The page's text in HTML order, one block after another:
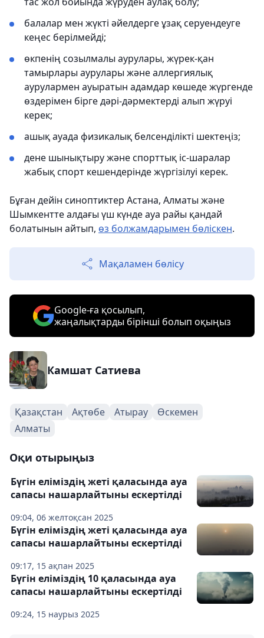
балалар мен жүкті әйелдерге ұзақ серуендеуге
кеңес берілмейді;
өкпенің созылмалы аурулары, жүрек-қан
тамырлары аурулары және аллергиялық
аурулармен ауыратын адамдар көшеде жүргенде
өздерімен бірге дәрі-дәрмектерді алып жүруі
керек;
ашық ауада физикалық белсенділікті шектеңіз;
дене шынықтыру және спорттық іс-шаралар
жабық спорт кешендерінде жүргізілуі керек.
Бұған дейін синоптиктер Астана, Алматы және
Шымкентте алдағы үш күнде ауа райы қандай
болатынын айтып, өз болжамдарымен бөліскен.
Мақаламен бөлісу
Google-ға қосылып,
жаңалықтарды бірінші болып оқыңыз
Камшат Сатиева
Қазақстан Ақтөбе Атырау
Өскемен
Алматы
Оқи отырыңыз
09:04, 06 желтоқсан 2025
Бүгін еліміздің жеті қаласында ауа
сапасы нашарлайтыны ескертілді
09:17, 15 ақпан 2025
Бүгін еліміздің жеті қаласында ауа
сапасы нашарлайтыны ескертілді
09:24, 15 наурыз 2025
Бүгін еліміздің 10 қаласында ауа
сапасы нашарлайтыны ескертілді